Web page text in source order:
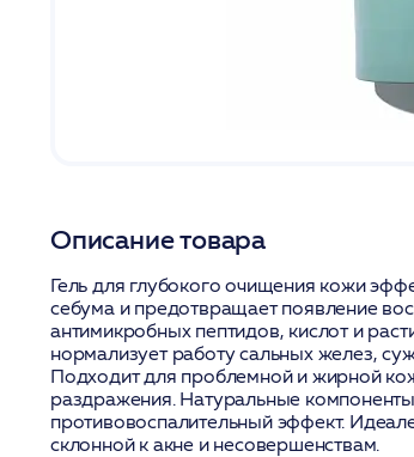
Описание товара
Гель для глубокого очищения кожи
себума и предотвращает появление
антимикробных пептидов, кислот и
нормализует работу сальных желез,
Подходит для проблемной и жирной
раздражения. Натуральные
противовоспалительный эффект.
склонной к акне и несовершенствам.